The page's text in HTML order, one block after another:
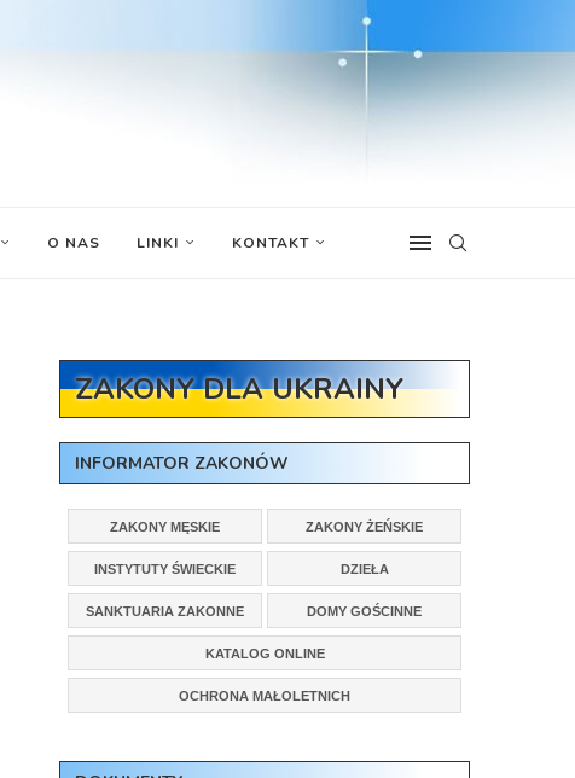
O NAS LINKI KONTAKT
ZAKONY DLA UKRAINY
INFORMATOR ZAKONÓW
ZAKONY MĘSKIE ZAKONY ŻEŃSKIE
INSTYTUTY ŚWIECKIE DZIEŁA
SANKTUARIA ZAKONNE DOMY GOŚCINNE
KATALOG ONLINE
OCHRONA MAŁOLETNICH